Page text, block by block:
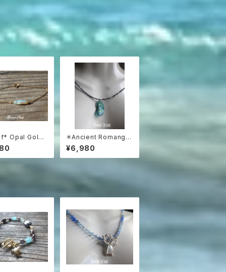
Opal Gold-
＊Ancient Romangla
ss Necklace3WAY☆
ローマングラス ブラック
スピネルネックレス☆ユ
¥6,980